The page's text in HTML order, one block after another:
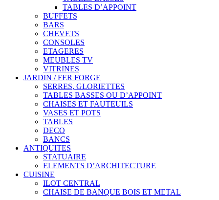
TABLES D’APPOINT
BUFFETS
BARS
CHEVETS
CONSOLES
ETAGERES
MEUBLES TV
VITRINES
JARDIN / FER FORGE
SERRES, GLORIETTES
TABLES BASSES OU D’APPOINT
CHAISES ET FAUTEUILS
VASES ET POTS
TABLES
DECO
BANCS
ANTIQUITES
STATUAIRE
ELEMENTS D’ARCHITECTURE
CUISINE
ILOT CENTRAL
CHAISE DE BANQUE BOIS ET METAL